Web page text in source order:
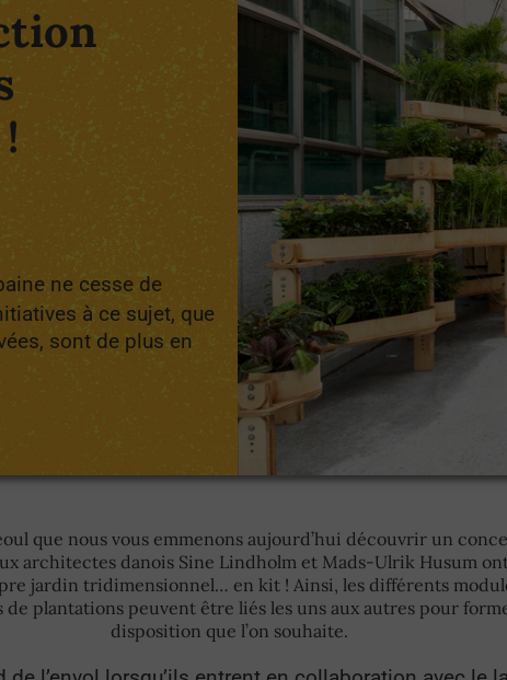
ne cesse de
à ce sujet, que
sont de plus en
que nous vous emmenons aujourd’hui découvrir un
architectes danois Sine Lindholm et Mads-Ulrik Husum
jardin tridimensionnel… en kit ! Ainsi, les différents
plantations peuvent être liés les uns aux autres pour
disposition que l’on souhaite.